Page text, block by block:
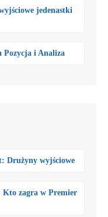
jedenastki
Pozycja i Analiza
Drużyny wyjściowe
Kto zagra w Premier